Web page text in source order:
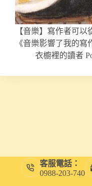
【音樂】寫作者可以
《音樂影響了我的寫
衣櫥裡的讀者
客服電話：
0988-203-740